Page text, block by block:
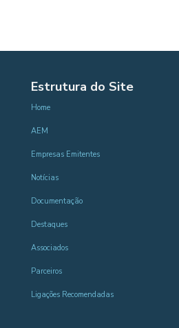
Estrutura do Site
Home
AEM
Empresas Emitentes
Notícias
Documentação
Destaques
Associados
Parceiros
Ligações Recomendadas